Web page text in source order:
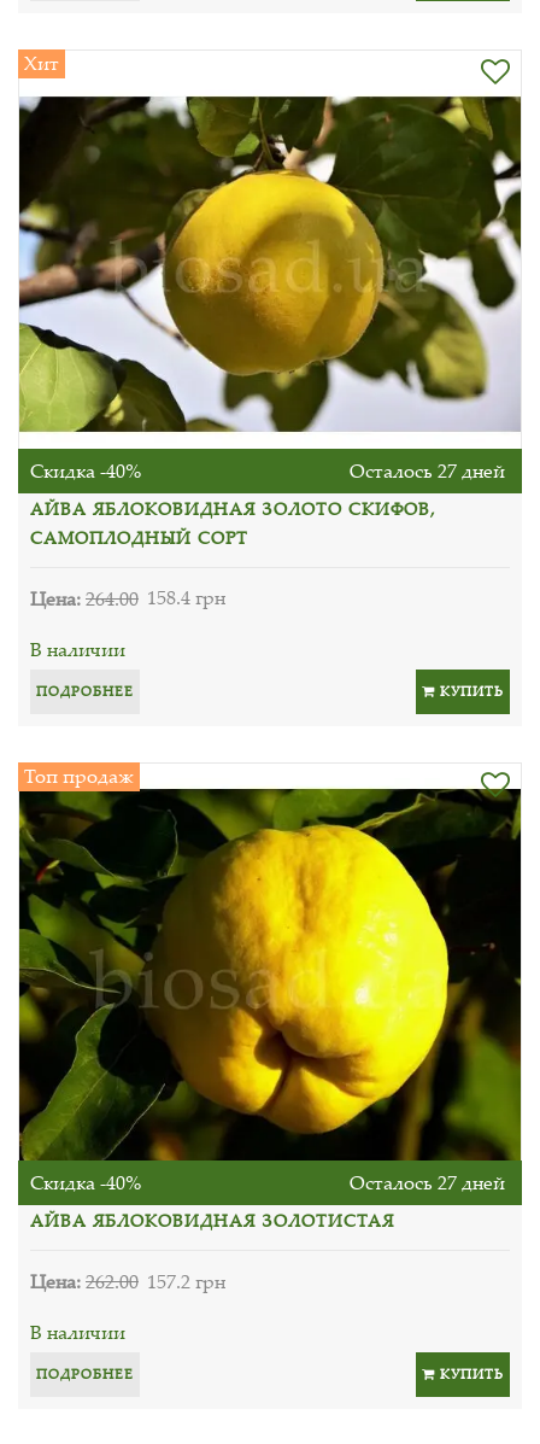
Хит
Скидка -40% Осталось 27 дней
АЙВА ЯБЛОКОВИДНАЯ ЗОЛОТО СКИФОВ,
САМОПЛОДНЫЙ СОРТ
Цена:264.00 158.4 грн
В наличии
ПОДРОБНЕЕ КУПИТЬ
Топ продаж
Скидка -40% Осталось 27 дней
АЙВА ЯБЛОКОВИДНАЯ ЗОЛОТИСТАЯ
Цена:262.00 157.2 грн
В наличии
ПОДРОБНЕЕ КУПИТЬ